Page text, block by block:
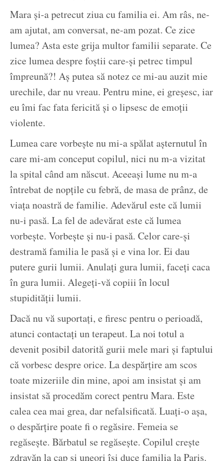
Mara și-a petrecut ziua cu familia ei. Am râs, ne-
am ajutat, am conversat, ne-am pozat. Ce zice
lumea? Asta este grija multor familii separate. Ce
zice lumea despre foștii care-și petrec timpul
împreună?! Aș putea să notez ce mi-au auzit mie
urechile, dar nu vreau. Pentru mine, ei greșesc, iar
eu îmi fac fata fericită și o lipsesc de emoții
violente.
Lumea care vorbește nu mi-a spălat așternutul în
care mi-am conceput copilul, nici nu m-a vizitat
la spital când am născut. Aceeași lume nu m-a
întrebat de nopțile cu febră, de masa de prânz, de
viața noastră de familie. Adevărul este că lumii
nu-i pasă. La fel de adevărat este că lumea
vorbește. Vorbește și nu-i pasă. Celor care-și
destramă familia le pasă și e vina lor. Ei dau
putere gurii lumii. Anulați gura lumii, faceți caca
în gura lumii. Alegeți-vă copiii în locul
stupidității lumii.
Dacă nu vă suportați, e firesc pentru o perioadă,
atunci contactați un terapeut. La noi totul a
devenit posibil datorită gurii mele mari și faptului
că vorbesc despre orice. La despărțire am scos
toate mizeriile din mine, apoi am insistat și am
insistat să procedăm corect pentru Mara. Este
calea cea mai grea, dar nefalsificată. Luați-o așa,
o despărțire poate fi o regăsire. Femeia se
regăsește. Bărbatul se regăsește. Copilul crește
zdravăn la cap și uneori își duce familia la Paris.